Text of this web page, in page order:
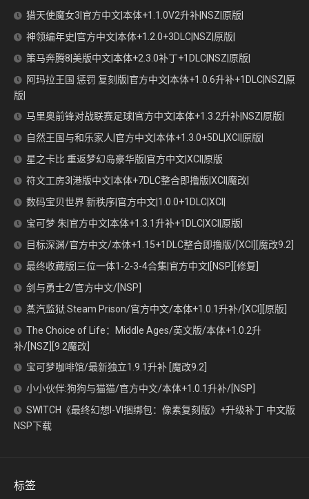
猎天使魔女3|官方中文|本体+1.1.0V2升补|NSZ|原版|
神领编年史|官方中文|本体+1.2.0+3DLC|NSZ|原版|
策马奔腾8|美版中文|本体+2.3.0补丁+1DLC|NSZ|原版|
阿玛拉王国 惩罚 复刻版|官方中文|本体+1.0.6升补+1DLC|NSZ|原
版|
马里奥前锋对战联赛足球|官方中文|本体+1.3.2升补|NSZ|原版|
自然王国与和乐家人|官方中文|本体+1.3.0+5DL|XCI|原版|
星之卡比 重返梦幻岛豪华版|官方中文|XCI|原版
符文工房3|港版中文|本体+7DLC整合即撸版|XCI|魔改|
数码宝贝世界 新秩序|官方中文|1.0.0+1DLC|XCI|
宝可梦 朱|官方中文|本体+1.3.1升补+1DLC|XCI|原版|
目标深渊/官方中文/本体+1.15+1DLC整合即撸版/[XCI][魔改9.2]
最终收藏版|三位一体1-2-3-4合集|官方中文|[NSP][修复]
剑与勇士2/官方中文/[NSP]
蒸汽监狱.Steam Prison/官方中文/本体+1.0.1升补/[XCI][原版]
The Choice of Life：Middle Ages/英文版/本体+1.0.2升
补/[NSZ][9.2魔改]
宝可梦咖啡馆/最新独立1.9.1升补 [魔改9.2]
小小伙伴:狗狗与猫猫/官方中文/本体+1.0.1升补/[NSP]
SWITCH《最终幻想I-VI捆绑包：像素复刻版》+升级补丁 中文版
NSP下载
标签